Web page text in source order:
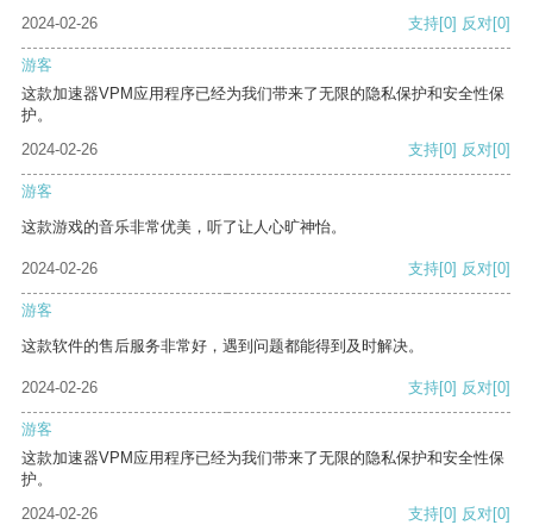
2024-02-26
支持[0] 反对[0]
游客
这款加速器VPM应用程序已经为我们带来了无限的隐私保护和安全性保
护。
2024-02-26
支持[0] 反对[0]
游客
这款游戏的音乐非常优美，听了让人心旷神怡。
2024-02-26 支持[0] 反对[0]
游客
这款软件的售后服务非常好，遇到问题都能得到及时解决。
2024-02-26 支持[0] 反对[0]
游客
这款加速器VPM应用程序已经为我们带来了无限的隐私保护和安全性保
护。
2024-02-26
支持[0] 反对[0]